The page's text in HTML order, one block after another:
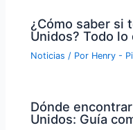
¿Cómo saber si
Unidos? Todo
Noticias / Por Henry -
Dónde
Unidos: Guía